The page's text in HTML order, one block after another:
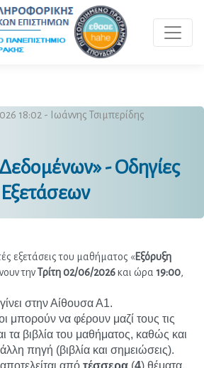
18:02 - Ιωάννης Τσιμπερίδης
- Οδηγίες
Εξετάσεων
εξετάσεις του μαθήματος «Εξόρυξη
την Τρίτη 02/06/2026 και ώρα 19:00,
στην Αίθουσα Α1.
μπορούν να φέρουν μαζί τους τις
τα βιβλία του μαθήματος, καθώς και
πηγή (βιβλία και σημειώσεις).
από τέσσερα (4) θέματα,